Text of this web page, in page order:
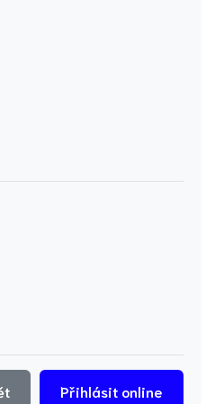
Přihlásit online